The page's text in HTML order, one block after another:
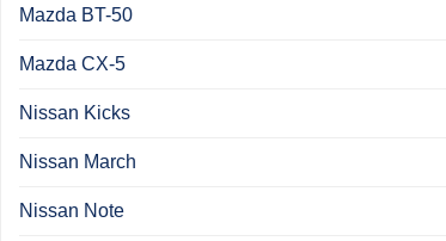
Mazda BT-50
Mazda CX-5
Nissan Kicks
Nissan March
Nissan Note